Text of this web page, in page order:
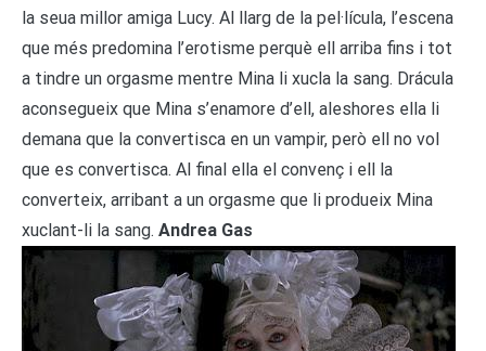
la seua millor amiga Lucy. Al llarg de la pel·lícula, l’escena
que més predomina l’erotisme perquè ell arriba fins i tot
a tindre un orgasme mentre Mina li xucla la sang. Drácula
aconsegueix que Mina s’enamore d’ell, aleshores ella li
demana que la convertisca en un vampir, però ell no vol
que es convertisca. Al final ella el convenç i ell la
converteix, arribant a un orgasme que li produeix Mina
xuclant-li la sang. Andrea Gas